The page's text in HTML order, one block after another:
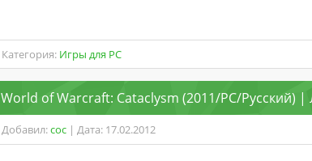
Категория: Игры для PC
World of Warcraft: Cataclysm (2011/PC/Русский) |
Добавил:coc | Дата: 17.02.2012